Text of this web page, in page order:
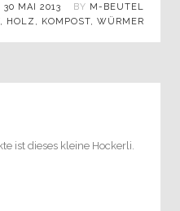
30 MAI 2013 BY M-BEUTEL
, HOLZ , KOMPOST, WÜRMER
ist dieses kleine Hockerli.